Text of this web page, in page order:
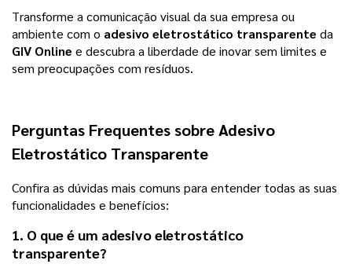
Transforme a comunicação visual da sua empresa ou
ambiente com o adesivo eletrostático transparente da
GIV Online e descubra a liberdade de inovar sem limites e
sem preocupações com resíduos.
Perguntas Frequentes sobreAdesivo
Eletrostático Transparente
Confira as dúvidas mais comuns para entender todas as suas
funcionalidades e benefícios:
1. O que é um adesivo eletrostático
transparente?